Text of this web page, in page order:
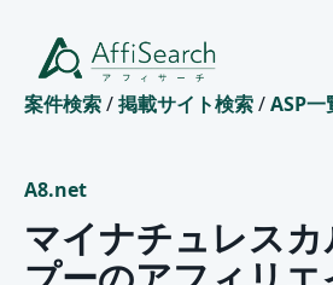
案件検索/掲載サイト検索/ASP一
A8.net
マイナチュレス